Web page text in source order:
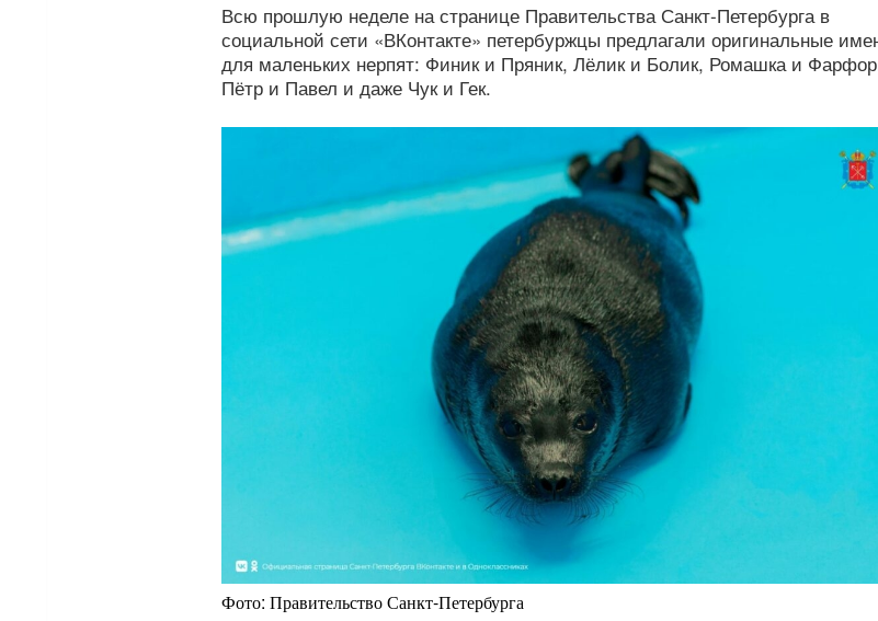
Всю прошлую неделе на странице Правительства Санкт-Петербурга в
социальной сети «ВКонтакте» петербуржцы предлагали оригинальные
для маленьких нерпят: Финик и Пряник, Лёлик и Болик, Ромашка и
Пётр и Павел и даже Чук и Гек.
Фото: Правительство Санкт-Петербурга